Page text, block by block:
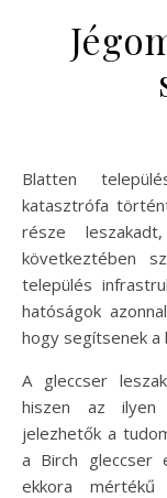
Blatten településen, Svájcban, súlyos természeti
katasztrófa
része
következtében
település
hatóságok
hogy segítsenek a
A gleccser
hiszen az ilyen
jelezhetők a
a Birch gleccser
ekkora